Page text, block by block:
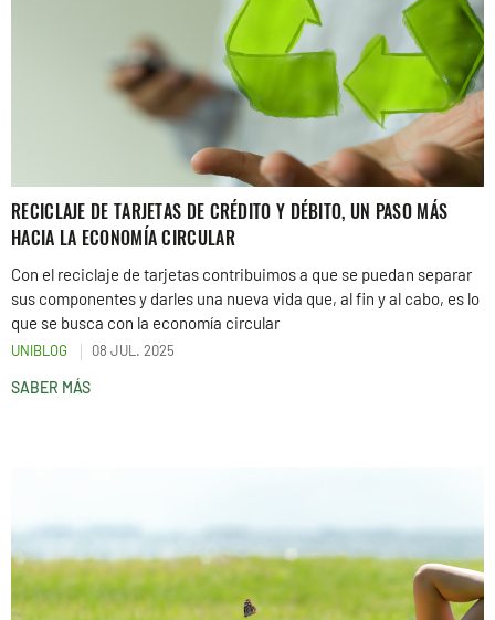
RECICLAJE DE TARJETAS DE CRÉDITO Y DÉBITO, UN PASO MÁS
HACIA LA ECONOMÍA CIRCULAR
Con el reciclaje de tarjetas contribuimos a que se puedan separar
sus componentes y darles una nueva vida que, al fin y al cabo, es lo
que se busca con la economía circular
UNIBLOG 08 JUL. 2025
SABER MÁS